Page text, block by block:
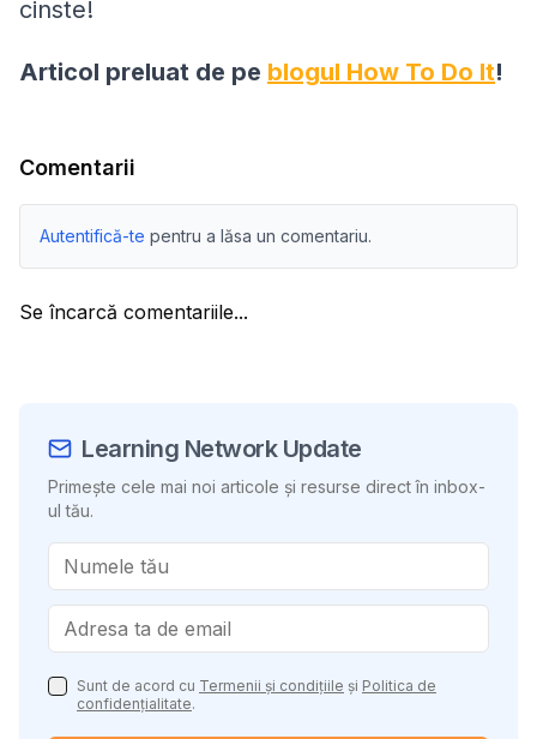
cinste!
Articol preluat de pe blogul How To Do It!
Comentarii
Autentifică-te pentru a lăsa un comentariu.
Se încarcă comentariile...
Learning Network Update
Primește cele mai noi articole și resurse direct în inbox-
ul tău.
Sunt de acord cu Termenii și condițiile și Politica de
confidențialitate.